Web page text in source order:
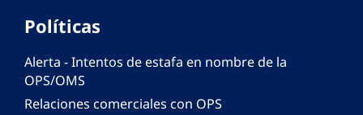
Políticas
Alerta - Intentos de estafa en nombre de la
OPS/OMS
Relaciones comerciales con OPS